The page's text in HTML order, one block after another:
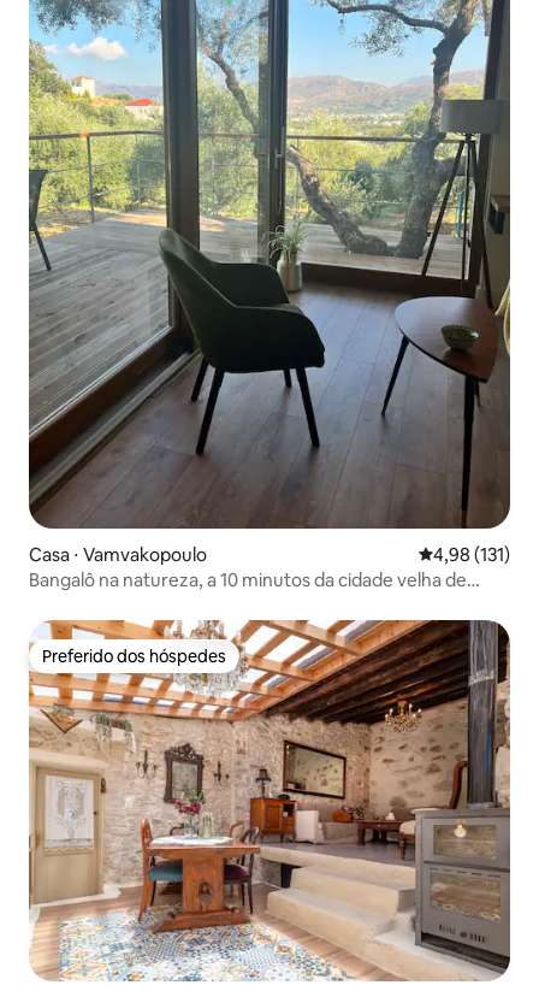
Casa ⋅ Vamvakopoulo 4,98 de uma
4,98 (131)
Bangalô na natureza, a 10 minutos da cidade velha de
Preferido dos hóspedes
Preferido dos hóspedes